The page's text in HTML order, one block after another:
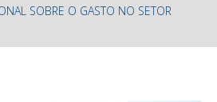
SOBRE O GASTO NO SETOR